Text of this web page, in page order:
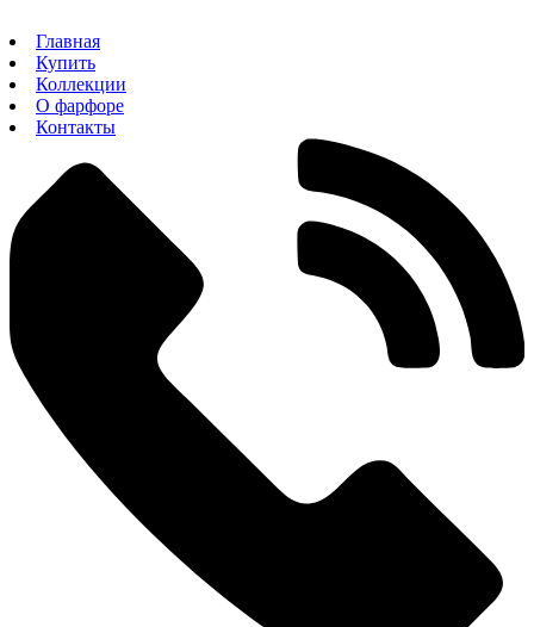
Главная
Купить
Коллекции
О фарфоре
Контакты